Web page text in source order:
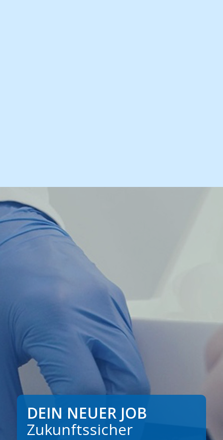
DEIN NEUER JOB
Zukunftssicher